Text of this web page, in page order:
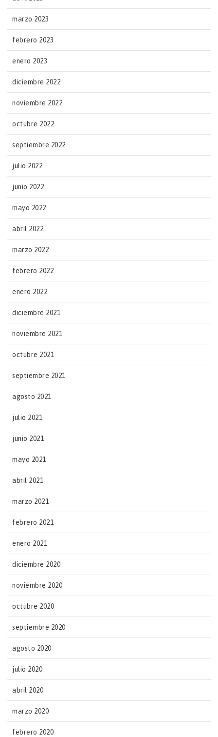
marzo 2023
febrero 2023
enero 2023
diciembre 2022
noviembre 2022
octubre 2022
septiembre 2022
julio 2022
junio 2022
mayo 2022
abril 2022
marzo 2022
febrero 2022
enero 2022
diciembre 2021
noviembre 2021
octubre 2021
septiembre 2021
agosto 2021
julio 2021
junio 2021
mayo 2021
abril 2021
marzo 2021
febrero 2021
enero 2021
diciembre 2020
noviembre 2020
octubre 2020
septiembre 2020
agosto 2020
julio 2020
abril 2020
marzo 2020
febrero 2020